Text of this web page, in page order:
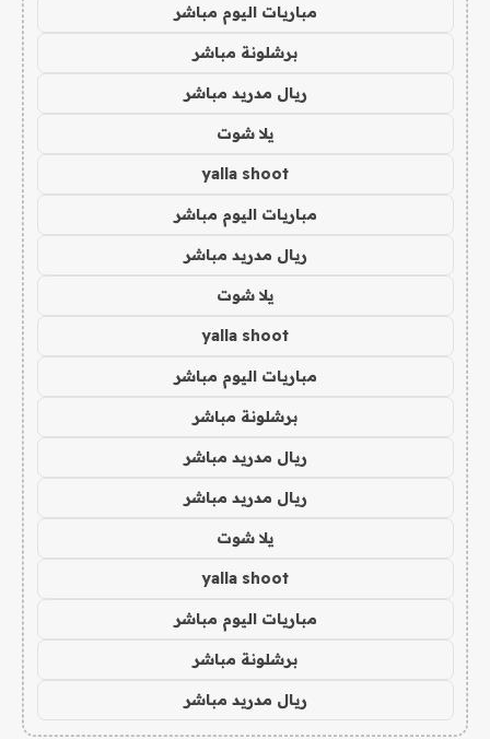
مباريات اليوم مباشر
برشلونة مباشر
ريال مدريد مباشر
يلا شوت
yalla shoot
مباريات اليوم مباشر
ريال مدريد مباشر
يلا شوت
yalla shoot
مباريات اليوم مباشر
برشلونة مباشر
ريال مدريد مباشر
ريال مدريد مباشر
يلا شوت
yalla shoot
مباريات اليوم مباشر
برشلونة مباشر
ريال مدريد مباشر